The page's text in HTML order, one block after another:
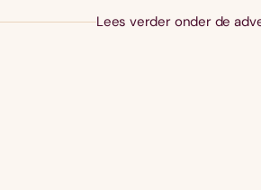
Lees verder onder de